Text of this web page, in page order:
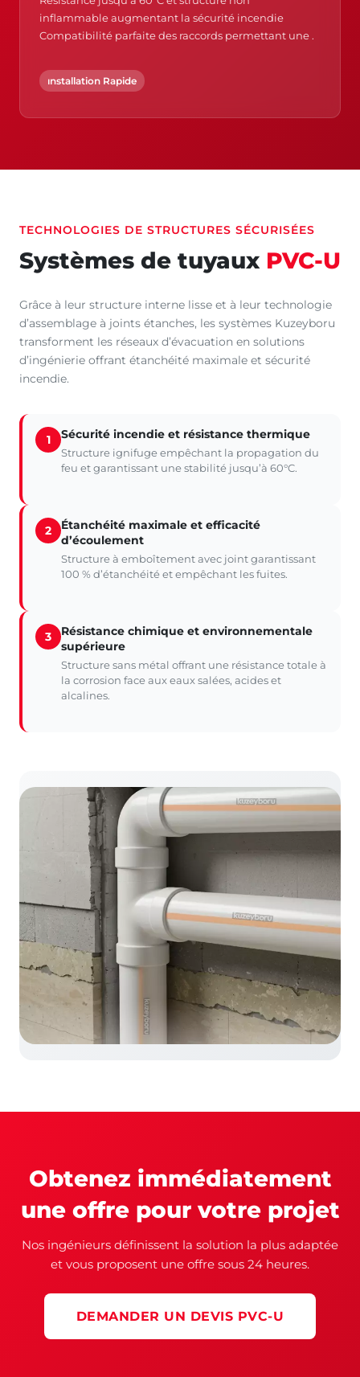
inflammable augmentant la sécurité incendie
Compatibilité parfaite des raccords permettant une .
ınstallation Rapide
TECHNOLOGIES DE STRUCTURES SÉCURISÉES
Systèmes de tuyaux PVC-U
Grâce à leur structure interne lisse et à leur technologie
d’assemblage à joints étanches, les systèmes Kuzeyboru
transforment les réseaux d’évacuation en solutions
d’ingénierie offrant étanchéité maximale et sécurité
incendie.
1 Sécurité incendie et résistance thermique
Structure ignifuge empêchant la propagation du
feu et garantissant une stabilité jusqu’à 60°C.
2
Étanchéité maximale et efficacité
d’écoulement
Structure à emboîtement avec joint garantissant
100 % d’étanchéité et empêchant les fuites.
3
Résistance chimique et environnementale
supérieure
Structure sans métal offrant une résistance totale à
la corrosion face aux eaux salées, acides et
alcalines.
Obtenez immédiatement
une offre pour votre projet
Nos ingénieurs définissent la solution la plus adaptée
et vous proposent une offre sous 24 heures.
DEMANDER UN DEVIS PVC-U